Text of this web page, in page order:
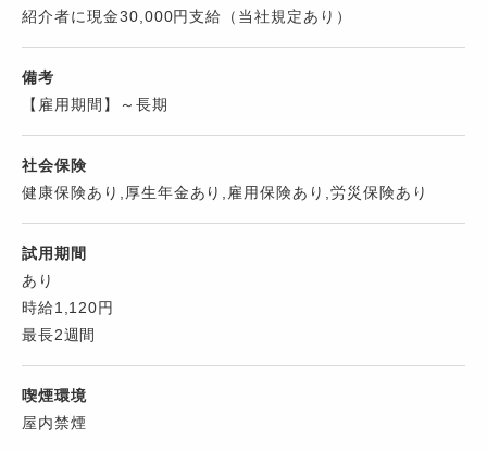
紹介者に現金30,000円支給（当社規定あり）
備考
【雇用期間】～長期
社会保険
健康保険あり,厚生年金あり,雇用保険あり,労災保険あり
試用期間
あり
時給1,120円
最長2週間
喫煙環境
屋内禁煙